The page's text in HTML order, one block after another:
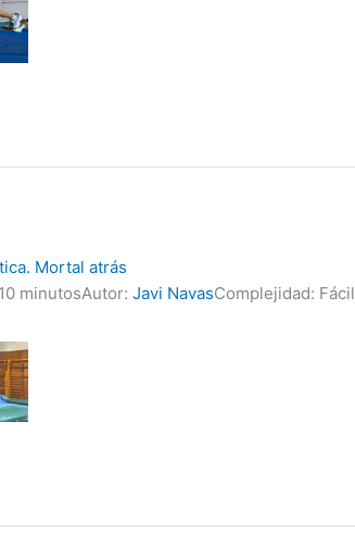
Mortal atrás
minutosAutor:Javi NavasComplejidad: Fácil